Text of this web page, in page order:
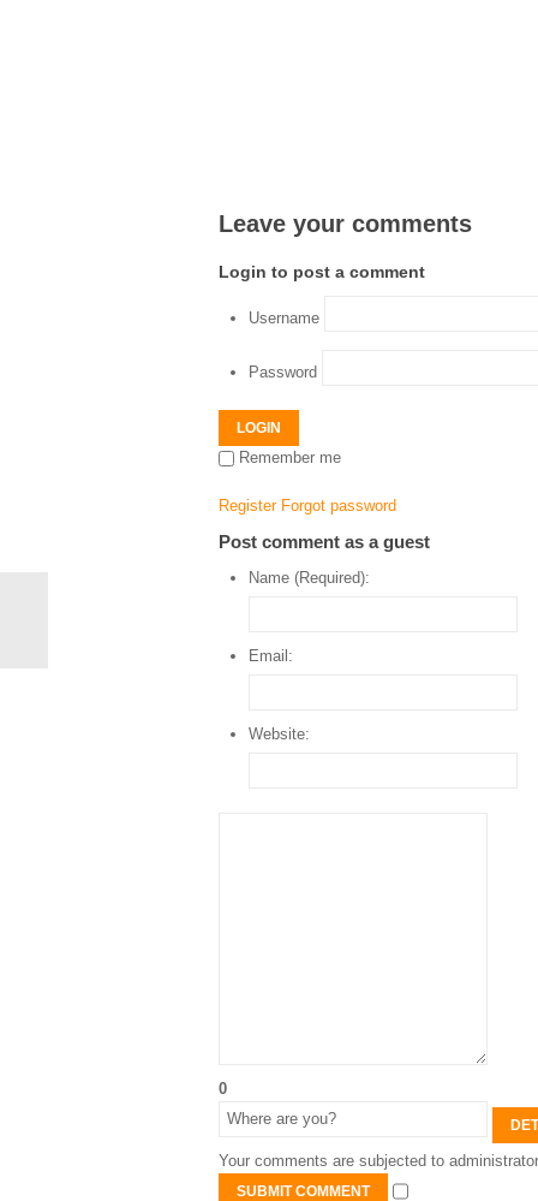
Leave your comments
Login to post a comment
Username
Password
LOGIN
Remember me
Register Forgot password
Post comment as a guest
Name (Required):
Email:
Website:
0
Your comments are subjected to
SUBMIT COMMENT